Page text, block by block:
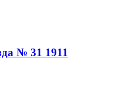
№ 31 1911